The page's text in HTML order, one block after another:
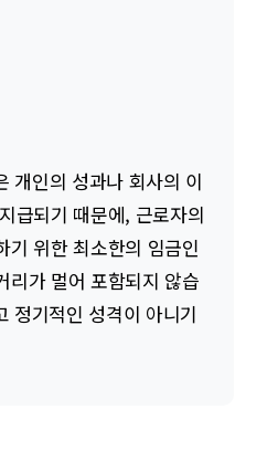
개인의 성과나 회사의 이
급되기 때문에, 근로자의
기 위한 최소한의 임금인
리가 멀어 포함되지 않습
정기적인 성격이 아니기